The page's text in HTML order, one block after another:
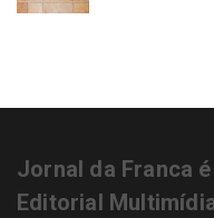
Jornal da Franca
Editorial